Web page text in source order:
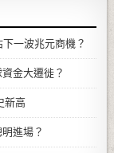
一波兆元商機？
金大遷徙？
新高
進場？